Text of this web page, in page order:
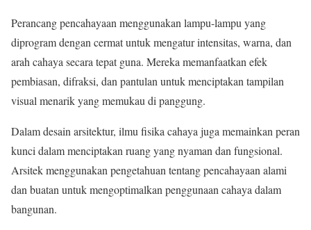
Perancang pencahayaan menggunakan lampu-lampu yang
diprogram dengan cermat untuk mengatur intensitas, warna, dan
arah cahaya secara tepat guna. Mereka memanfaatkan efek
pembiasan, difraksi, dan pantulan untuk menciptakan tampilan
visual menarik yang memukau di panggung.
Dalam desain arsitektur, ilmu fisika cahaya juga memainkan peran
kunci dalam menciptakan ruang yang nyaman dan fungsional.
Arsitek menggunakan pengetahuan tentang pencahayaan alami
dan buatan untuk mengoptimalkan penggunaan cahaya dalam
bangunan.